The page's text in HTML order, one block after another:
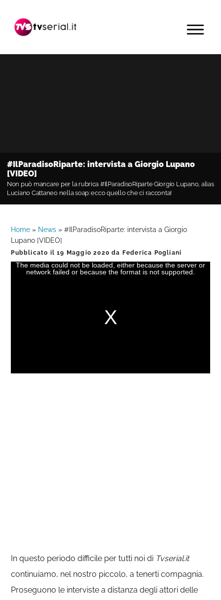
navigazione
contenuto
barra
primaria
MENU
#IlParadisoRiparte: intervista a Giorgio Lupano
[VIDEO]
Non può mancare per la rubrica #IlParadisoRiparte Giorgio Lupano, alias
Luciano Cattaneo nella soap: ecco quello che ci racconta!
Home » News »#IlParadisoRiparte: intervista a Giorgio
Lupano [VIDEO]
Pubblicato il19 Maggio 2020 da Federica Pogliani
The media could not be loaded, either because the server or
network failed or because the format is not supported.
In questo periodo difficile per tutti noi di Tvserial.it
continuiamo, nel nostro piccolo, a tenerti compagnia.
Proseguono le interviste a distanza degli attori delle